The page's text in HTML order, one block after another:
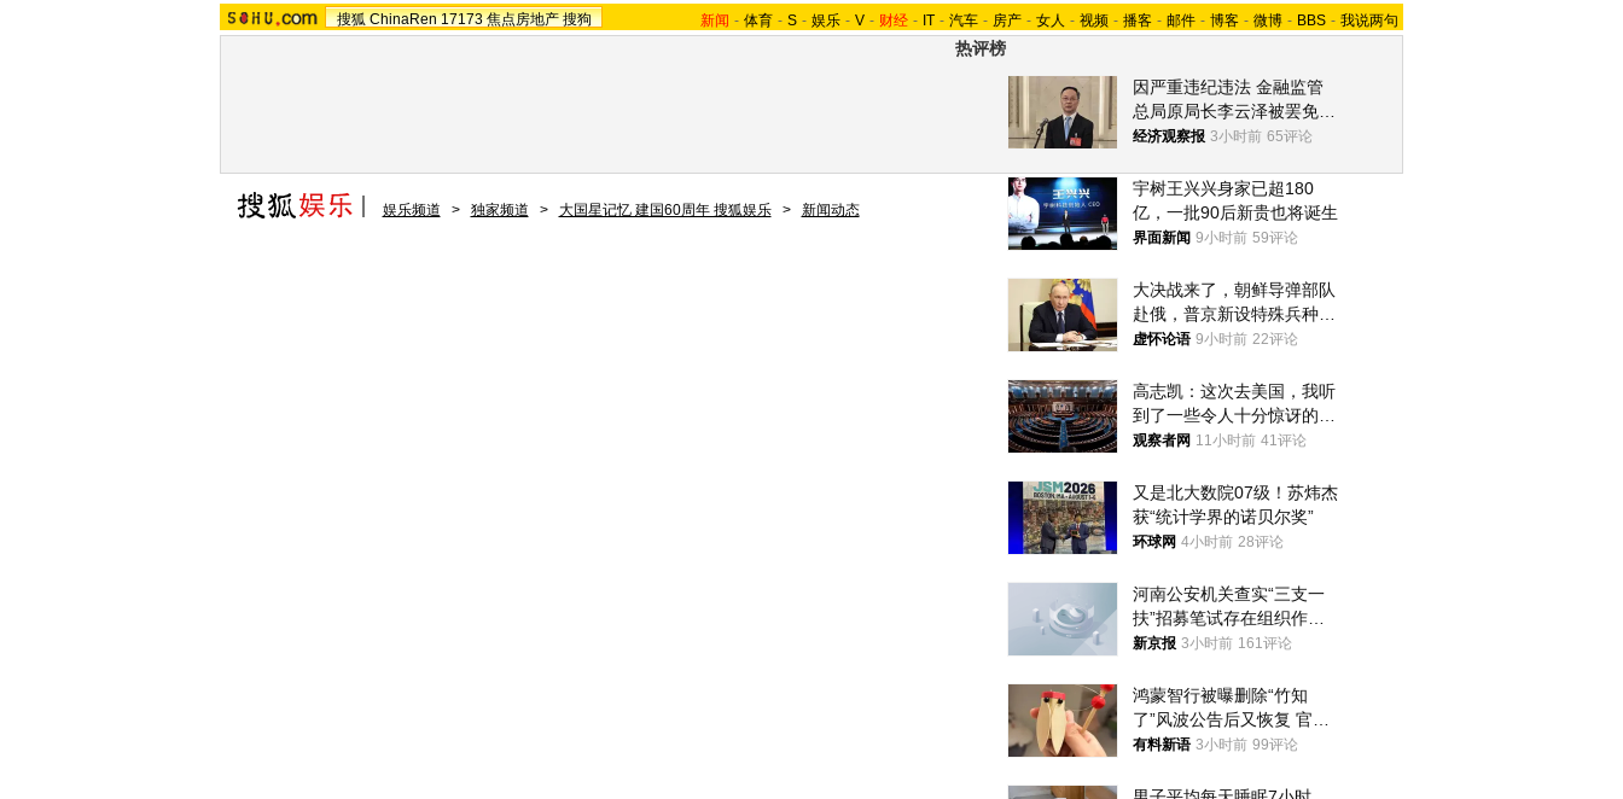
搜狐 ChinaRen 17173 焦点房地产 搜狗 新闻 - 体育 - S - 娱乐 - V - 财经 - IT - 汽车 - 房产 - 女人 - 视频 - 播客 - 邮件 - 博客 - 微博 - BBS - 我说两句
热评榜
因严重违纪违法 金融监管
总局原局长李云泽被罢免全
国人大代表
经济观察报 3小时前 65评论
宇树王兴兴身家已超180
亿，一批90后新贵也将诞生
界面新闻 9小时前 59评论
大决战来了，朝鲜导弹部队
赴俄，普京新设特殊兵种，
76岁老将扛旗
虚怀论语 9小时前 22评论
高志凯：这次去美国，我听
到了一些令人十分惊讶的消
息
观察者网 11小时前 41评论
又是北大数院07级！苏炜杰
获“统计学界的诺贝尔奖”
环球网 4小时前 28评论
河南公安机关查实“三支一
扶”招募笔试存在组织作弊
犯罪行为
新京报 3小时前 161评论
鸿蒙智行被曝删除“竹知
了”风波公告后又恢复 官媒
曾力挺：劝华为要大度的，
有料新语 3小时前 99评论
娱乐频道 > 独家频道 > 大国星记忆 建国60周年 搜狐娱乐 > 新闻动态